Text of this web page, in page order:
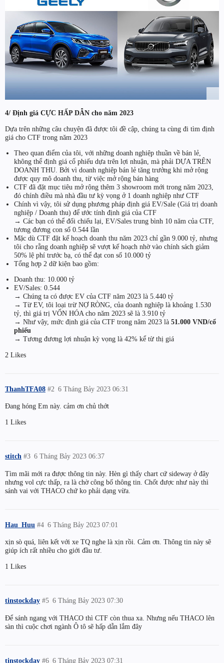
4/ Định giá CỰC HẤP DẪN cho năm 2023
Dựa trên những câu chuyện đã được tôi đề cập, chúng ta cùng đi tìm định
giá cho CTF trong năm 2023
Theo quan điểm của tôi, với những doanh nghiệp thuần về bán lẻ,
không thể định giá cổ phiếu dựa trên lợi nhuận, mà phải DỰA TRÊN
DOANH THU. Bởi vì doanh nghiệp bán lẻ tăng trưởng khi mở rộng
được quy mô doanh thu, từ việc mở rộng bán hàng
CTF đã đặt mục tiêu mở rộng thêm 3 showroom mới trong năm 2023,
đó chính điều mà nhà đầu tư kỳ vọng ở 1 doanh nghiệp như CTF
Chính vì vậy, tôi sử dụng phương pháp định giá EV/Sale (Giá trị doanh
nghiệp / Doanh thu) để ước tính định giá của CTF
→ Các bạn có thể đối chiếu lại, EV/Sales trung bình 10 năm của CTF,
tương đương con số 0.544 lần
Mặc dù CTF đặt kế hoạch doanh thu năm 2023 chỉ gần 9.000 tỷ, nhưng
tôi cho rằng doanh nghiệp sẽ vượt kế hoạch nhờ vào chính sách giảm
50% lệ phí trước bạ, có thể đạt con số 10.000 tỷ
Tổng hợp 2 dữ kiện bao gồm:
Doanh thu: 10.000 tỷ
EV/Sales: 0.544
→ Chúng ta có được EV của CTF năm 2023 là 5.440 tỷ
→ Từ EV, tôi loại trừ NỢ RÒNG, của doanh nghiệp là khoảng 1.530
tỷ, thì giá trị VỐN HÓA cho năm 2023 sẽ là 3.910 tỷ
→ Như vậy, mức định giá của CTF trong năm 2023 là 51.000 VND/cổ
phiếu
→ Tương đương lợi nhuận kỳ vọng là 42% kể từ thị giá
2 Likes
ThanhTFA08 6 Tháng Bảy 2023 06:31
#2
Đang hóng Em này. cảm ơn chủ thớt
1 Likes
stitch 6 Tháng Bảy 2023 06:37
#3
Tìm mãi mới ra được thông tin này. Hèn gì thấy chart cứ sideway ở đây
nhưng vol cực thấp, ra là chờ công bố thông tin. Chốt được như này thì
sánh vai với THACO chứ ko phải dạng vừa.
Hau_Huu 6 Tháng Bảy 2023 07:01
#4
xịn sò quá, liên kết với xe TQ nghe là xịn rồi. Cảm ơn. Thông tin này sẽ
giúp ích rất nhiều cho giới đầu tư.
1 Likes
tinstockday 6 Tháng Bảy 2023 07:30
#5
Để sánh ngang với THACO thì CTF còn thua xa. Nhưng nếu THACO lên
sàn thì cuộc chơi ngành Ô tô sẽ hấp dẫn lắm đây
tinstockday 6 Tháng Bảy 2023 07:31
#6